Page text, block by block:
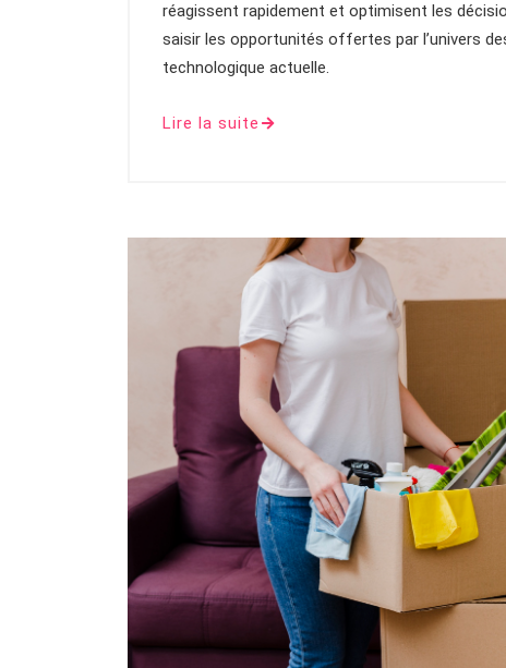
réagissent rapidement et optimisent les
saisir les opportunités offertes par l’univers
technologique actuelle.
Lire la suite